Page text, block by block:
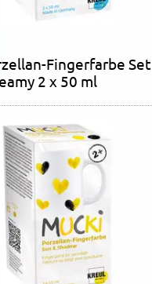
Fingerfarbe Set
2 x 50 ml